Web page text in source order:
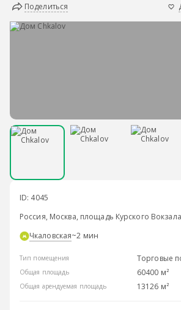
Поделиться
ID: 4045
Россия, Москва, площадь Курского
Чкаловская~2 мин
Тип помещения Торговые
Общая площадь 60400 м²
Общая арендуемая площадь 13126 м²